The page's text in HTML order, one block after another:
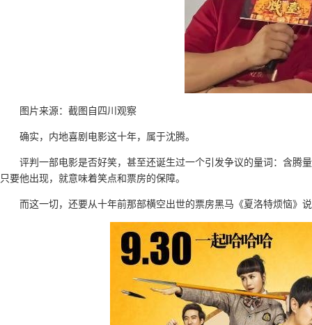
图片来源：截图自四川观察
确实，内地喜剧电影这十年，属于沈腾。
评判一部电影是否好笑，甚至还诞生过一个引发争议的量词：含腾
只要他出现，就意味着笑点和票房的保障。
而这一切，还要从十年前那部横空出世的票房黑马《夏洛特烦恼》